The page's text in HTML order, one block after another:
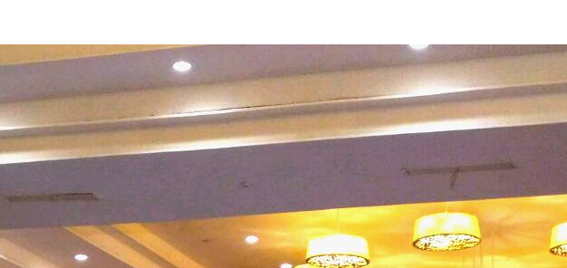
Info
Lengkap
Beasiswa
dan
Jurusan